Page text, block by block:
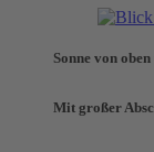
Sonne von
Mit großer